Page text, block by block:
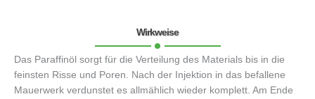
Wirkweise
Das Paraffinöl sorgt für die Verteilung des Materials bis in die
feinsten Risse und Poren. Nach der Injektion in das befallene
Mauerwerk verdunstet es allmählich wieder komplett. Am Ende